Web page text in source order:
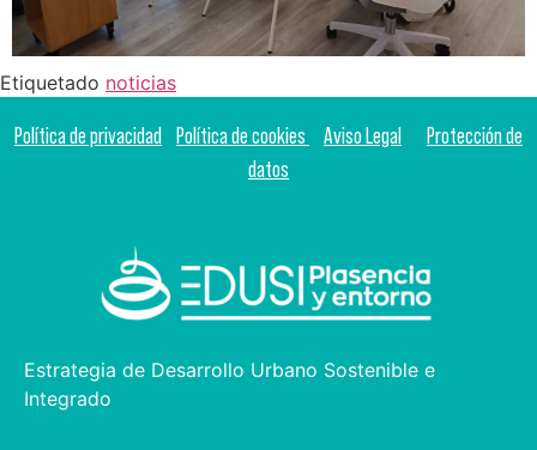
Etiquetado noticias
Política de privacidad Política de cookies Aviso Legal
Protección de
datos
Estrategia de Desarrollo Urbano Sostenible e
Integrado